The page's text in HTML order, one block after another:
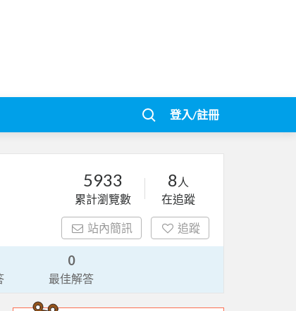
登入/註冊
5933
累計瀏覽數
8 人
在追蹤
站內簡訊 追蹤
0
最佳解答